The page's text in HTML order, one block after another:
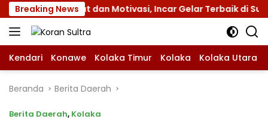
Langsung
ke
konten
Breaking News
Atribut dan Motivasi, Incar Gelar Terbaik di Sultra
Kendari Konawe Kolaka Timur Kolaka Kolaka Utara
Beranda Berita Daerah
Berita Daerah, Kolaka